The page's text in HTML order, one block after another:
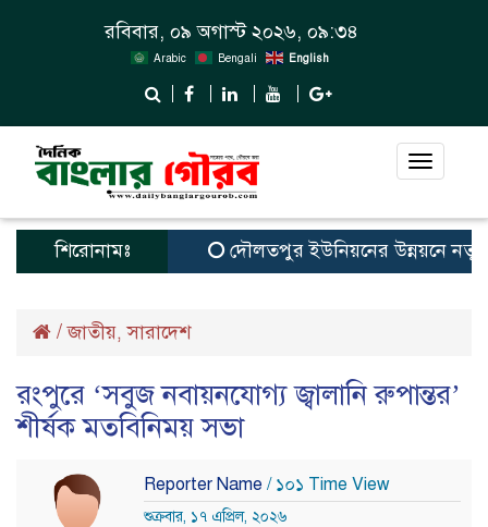
রবিবার, ০৯ অগাস্ট ২০২৬, ০৯:৩৪
Arabic Bengali English
Toggle
শিরোনামঃ দৌলতপুর ইউনিয়নের উন্নয়নে নতুন
/জাতীয়,সারাদেশ
রংপুরে ‘সবুজ নবায়নযোগ্য জ্বালানি রুপান্তর’
শীর্ষক মতবিনিময় সভা
Reporter Name / ১০১ Time View
শুক্রবার, ১৭ এপ্রিল, ২০২৬